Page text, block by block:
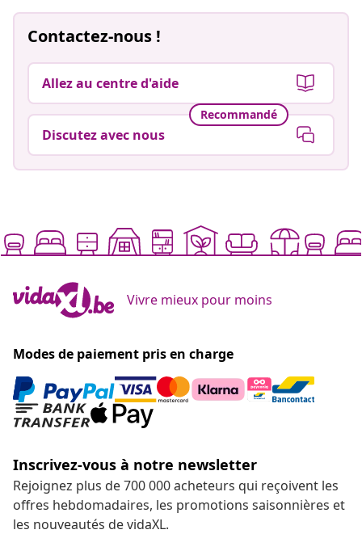
Contactez-nous !
Allez au centre d'aide
Recommandé
Discutez avec nous
Vivre mieux pour moins
Modes de paiement pris en charge
Inscrivez-vous à notre newsletter
Rejoignez plus de 700 000 acheteurs qui reçoivent les
offres hebdomadaires, les promotions saisonnières et
les nouveautés de vidaXL.